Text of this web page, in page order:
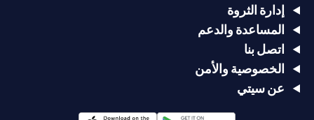
إدارة الثروة
المساعدة والدعم
اتصل بنا
الخصوصية والأمن
عن سيتي